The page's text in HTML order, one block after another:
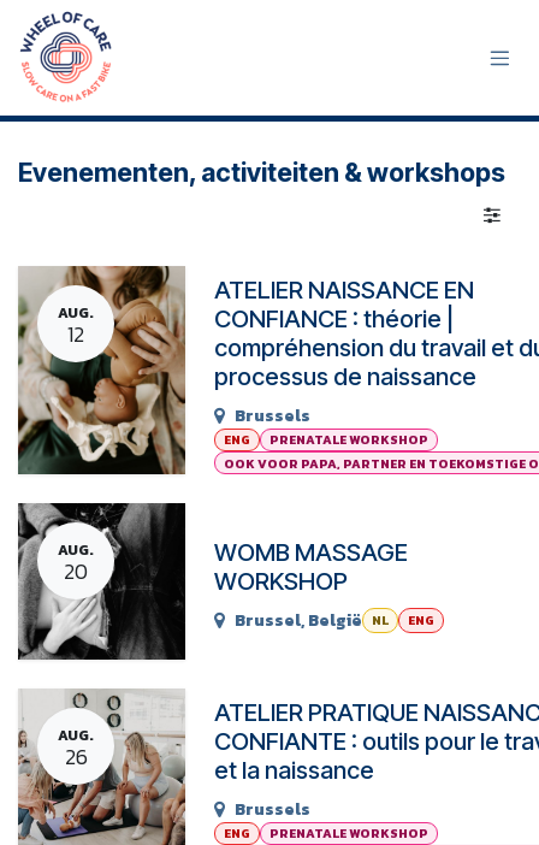
Overslaan naar inhoud
Evenementen, activiteiten & workshops
AUG.
12
ATELIER NAISSANCE EN
CONFIANCE : théorie |
compréhension du travail et
processus de naissance
Brussels
ENG
PRENATALE WORKSHOP
OOK VOOR PAPA, PARTNER EN TOEKOMSTIGE
AUG.
20
WOMB MASSAGE
WORKSHOP
Brussel,België NL ENG
AUG.
26
ATELIER PRATIQUE
CONFIANTE : outils pour le
et la naissance
Brussels
ENG
PRENATALE WORKSHOP